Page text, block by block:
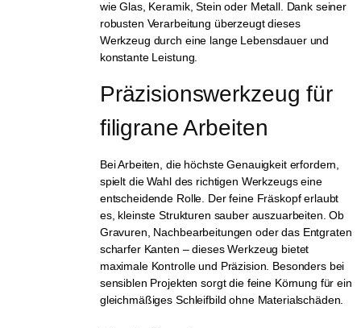
wie Glas, Keramik, Stein oder Metall. Dank seiner
robusten Verarbeitung überzeugt dieses
Werkzeug durch eine lange Lebensdauer und
konstante Leistung.
Präzisionswerkzeug für
filigrane Arbeiten
Bei Arbeiten, die höchste Genauigkeit erfordern,
spielt die Wahl des richtigen Werkzeugs eine
entscheidende Rolle. Der feine Fräskopf erlaubt
es, kleinste Strukturen sauber auszuarbeiten. Ob
Gravuren, Nachbearbeitungen oder das Entgraten
scharfer Kanten – dieses Werkzeug bietet
maximale Kontrolle und Präzision. Besonders bei
sensiblen Projekten sorgt die feine Körnung für ein
gleichmäßiges Schleifbild ohne Materialschäden.